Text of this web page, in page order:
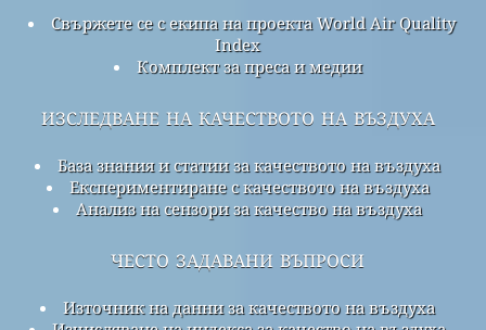
Свържете се с екипа на проекта World Air Quality
Index
Комплект за преса и медии
изследване на качеството на въздуха
База знания и статии за качеството на въздуха
Експериментиране с качеството на въздуха
Анализ на сензори за качество на въздуха
често задавани въпроси
Източник на данни за качеството на въздуха